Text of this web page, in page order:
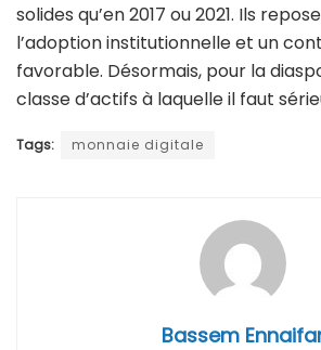
solides qu’en 2017 ou 2021. Ils
l’adoption institutionnelle et un
favorable. Désormais, pour la
classe d’actifs à laquelle il faut
Tags: monnaie digitale
Bassem